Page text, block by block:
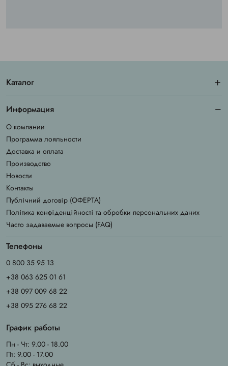
Каталог
Информация
О компании
Программа лояльности
Доставка и оплата
Производство
Новости
Контакты
Публічний договір (ОФЕРТА)
Політика конфіденційності та обробки персональних даних
Часто задаваемые вопросы (FAQ)
Телефоны
0 800 35 95 13
+38 063 625 01 61
+38 097 009 68 22
+38 095 276 68 22
График работы
Пн - Чт: 9.00 - 18.00
Пт: 9.00 - 17.00